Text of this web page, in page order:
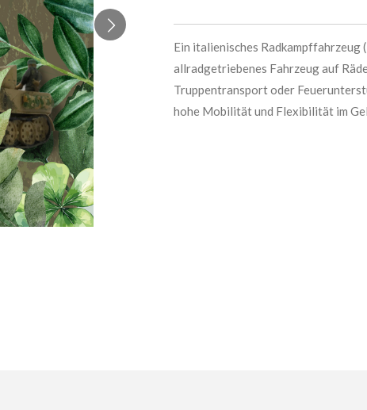
Ein italienisches Radkampf­fahrzeug
allradgetriebenes Fahrzeug auf
Truppentransport oder
hohe Mobilität und Flexibilität im